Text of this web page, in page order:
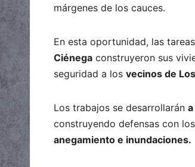
márgenes de los cauces.
En esta oportunidad, las
Ciénega construyeron sus
seguridad a los vecinos de
Los trabajos se desarrollarán
construyendo defensas con
anegamiento e inundaciones.